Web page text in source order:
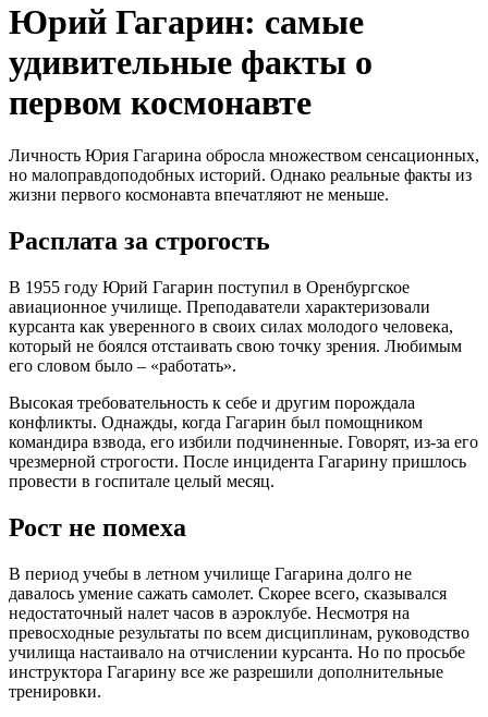
Юрий Гагарин: самые
удивительные факты о
первом космонавте
Личность Юрия Гагарина обросла множеством сенсационных,
но малоправдоподобных историй. Однако реальные факты из
жизни первого космонавта впечатляют не меньше.
Расплата за строгость
В 1955 году Юрий Гагарин поступил в Оренбургское
авиационное училище. Преподаватели характеризовали
курсанта как уверенного в своих силах молодого человека,
который не боялся отстаивать свою точку зрения. Любимым
его словом было – «работать».
Высокая требовательность к себе и другим порождала
конфликты. Однажды, когда Гагарин был помощником
командира взвода, его избили подчиненные. Говорят, из-за его
чрезмерной строгости. После инцидента Гагарину пришлось
провести в госпитале целый месяц.
Рост не помеха
В период учебы в летном училище Гагарина долго не
давалось умение сажать самолет. Скорее всего, сказывался
недостаточный налет часов в аэроклубе. Несмотря на
превосходные результаты по всем дисциплинам, руководство
училища настаивало на отчислении курсанта. Но по просьбе
инструктора Гагарину все же разрешили дополнительные
тренировки.